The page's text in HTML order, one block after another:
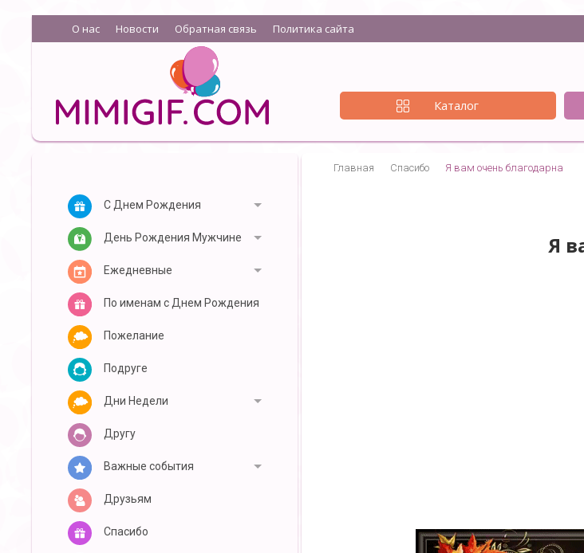
О нас Новости Обратная связь Политика сайта
Каталог
С Днем Рождения
День Рождения Мужчине
Ежедневные
По именам с Днем Рождения
Пожелание
Подруге
Дни Недели
Другу
Важные события
Друзьям
Спасибо
Главная Спасибо Я вам очень благодарна
Я